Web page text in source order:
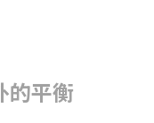
平衡